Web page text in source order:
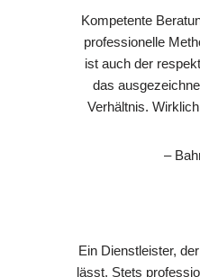
Kompetente
professionelle
ist auch der
das
Verhältnis.
–
Ein Dienstleister,
lässt. Stets